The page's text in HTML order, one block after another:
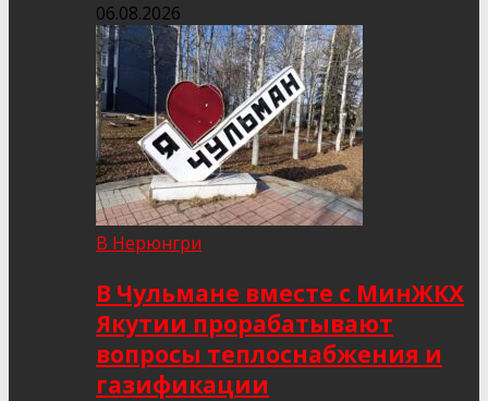
06.08.2026
В Нерюнгри
В Чульмане вместе с МинЖКХ
Якутии прорабатывают
вопросы теплоснабжения и
газификации